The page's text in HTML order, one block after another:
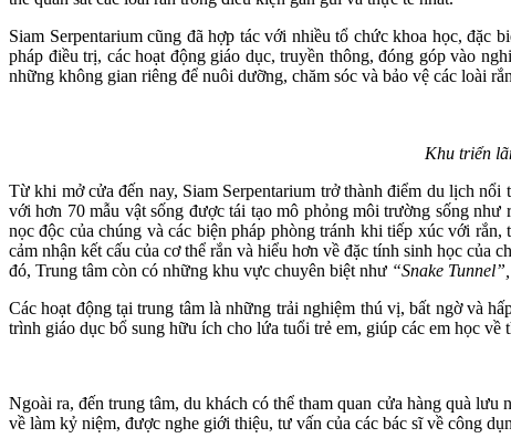
Siam Serpentarium cũng đã hợp tác với nhiều tổ chức khoa học,
pháp điều trị, các hoạt động giáo dục, truyền thông, đóng góp vào
những không gian riêng để nuôi dưỡng, chăm sóc và bảo vệ các loài
Khu triển lãm
Từ khi mở cửa đến nay, Siam Serpentarium trở thành điểm du lịch
với hơn 70 mẫu vật sống được tái tạo mô phỏng môi trường sống
nọc độc của chúng và các biện pháp phòng tránh khi tiếp xúc với
cảm nhận kết cấu của cơ thể rắn và hiểu hơn về đặc tính sinh học
đó, Trung tâm còn có những khu vực chuyên biệt như “Snake Tunnel”,
Các hoạt động tại trung tâm là những trải nghiệm thú vị, bất ngờ và
trình giáo dục bổ sung hữu ích cho lứa tuổi trẻ em, giúp các em học
Ngoài ra, đến trung tâm, du khách có thể tham quan cửa hàng quà lưu
về làm kỷ niệm, được nghe giới thiệu, tư vấn của các bác sĩ về công